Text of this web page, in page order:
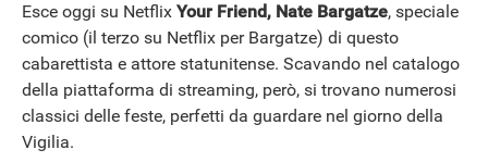
Esce oggi su Netflix Your Friend, Nate Bargatze, speciale
comico (il terzo su Netflix per Bargatze) di questo
cabarettista e attore statunitense. Scavando nel catalogo
della piattaforma di streaming, però, si trovano numerosi
classici delle feste, perfetti da guardare nel giorno della
Vigilia.